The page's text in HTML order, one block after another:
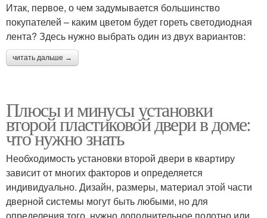
Итак, первое, о чем задумывается большинство
покупателей – каким цветом будет гореть светодиодная
лента? Здесь нужно выбрать один из двух вариантов:
читать дальше →
Плюсы и минусы установки
второй пластиковой двери в доме:
что нужно знать
Необходимость установки второй двери в квартиру
зависит от многих факторов и определяется
индивидуально. Дизайн, размеры, материал этой части
дверной системы могут быть любыми, но для